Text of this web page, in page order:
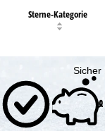
Sterne-Kategorie
Sicher